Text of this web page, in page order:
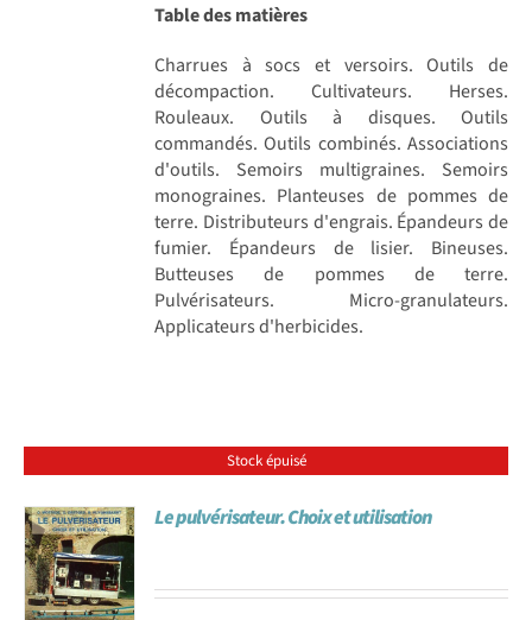
Table des matières
Charrues à socs et versoirs. Outils de
décompaction. Cultivateurs. Herses.
Rouleaux. Outils à disques. Outils
commandés. Outils combinés. Associations
d'outils. Semoirs multigraines. Semoirs
monograines. Planteuses de pommes de
terre. Distributeurs d'engrais. Épandeurs de
fumier. Épandeurs de lisier. Bineuses.
Butteuses de pommes de terre.
Pulvérisateurs. Micro-granulateurs.
Applicateurs d'herbicides.
Stock épuisé
Le pulvérisateur. Choix et utilisation